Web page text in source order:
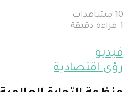
10 مشاهدات
1 قراءة دقيقة
فيديو
رؤى اقتصادية